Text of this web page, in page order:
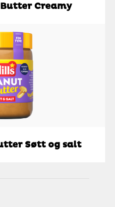
Creamy
Søtt og salt